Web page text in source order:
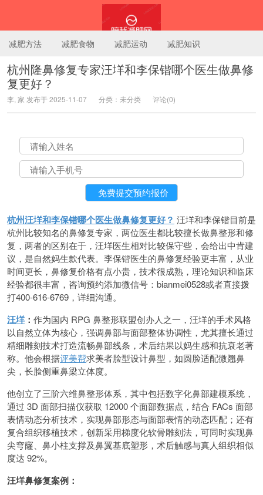
减肥方法 减肥食物 减肥运动 减肥知识
杭州隆鼻修复专家汪垟和李保锴哪个医生做鼻修
复更好？
李, 家 发布于 2025-11-07 分类：未分类 评论(0)
杭州汪垟和李保锴哪个医生做鼻修复更好？ 汪垟和李保锴目前是
杭州比较知名的鼻修复专家，两位医生都比较擅长做鼻整形和修
复，两者的区别在于，汪垟医生相对比较保守些，会给出中肯建
议，是自然妈生款代表。李保锴医生的鼻修复经验更丰富，从业
时间更长，鼻修复价格有点小贵，技术很成熟，理论知识和临床
经验都很丰富，咨询预约添加微信号：bianmei0528或者直接拨
打400-616-6769，详细沟通。
汪垟： 作为国内 RPG 鼻整形联盟创办人之一，汪垟的手术风格
以自然立体为核心，强调鼻部与面部整体协调性，尤其擅长通过
精细雕刻技术打造流畅鼻部线条，术后结果以妈生感和抗衰老著
称。他会根据评美帮求美者脸型设计鼻型，如圆脸适配微翘鼻
尖，长脸侧重鼻梁立体度。
他创立了三阶六维鼻整形体系，其中包括数字化鼻部建模系统，
通过 3D 面部扫描仪获取 12000 个面部数据点，结合 FACs 面部
表情动态分析技术，实现鼻部形态与面部表情的动态匹配；还有
复合组织移植技术，创新采用梯度化软骨雕刻法，可同时实现鼻
尖穹窿、鼻小柱支撑及鼻翼基底塑形，术后触感与真人组织相似
度达 92%。
汪垟鼻修复案例：